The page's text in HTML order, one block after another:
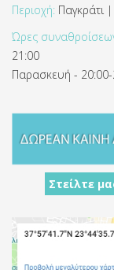
Περιοχή: Παγκράτι
Ώρες
21:00
Παρασκευή -
Στείλτε